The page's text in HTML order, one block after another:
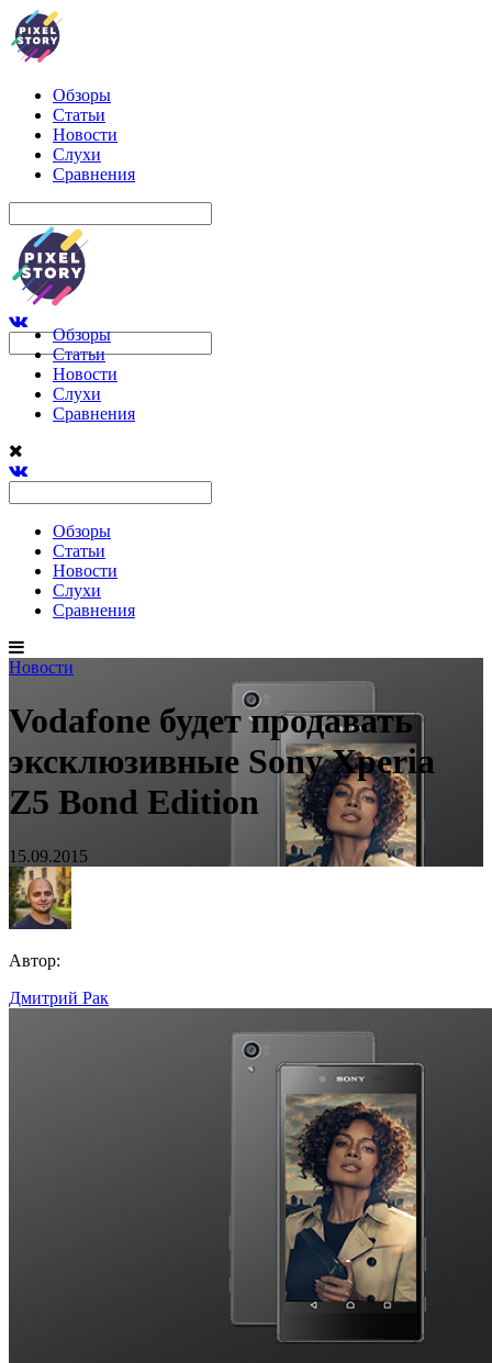
Обзоры
Статьи
Новости
Слухи
Сравнения
Обзоры
Статьи
Новости
Слухи
Сравнения
Обзоры
Статьи
Новости
Слухи
Сравнения
Новости
Vodafone будет продавать
эксклюзивные Sony Xperia
Z5 Bond Edition
15.09.2015
Автор:
Дмитрий Рак